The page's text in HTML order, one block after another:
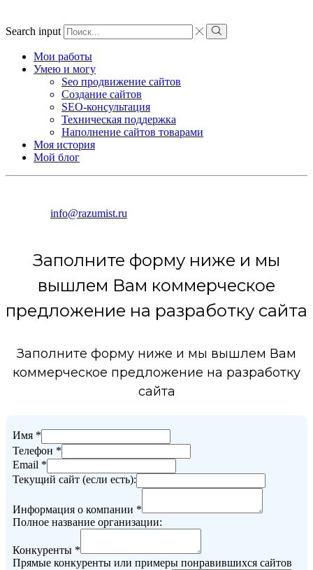
Search input
Мои работы
Умею и могу
Seo продвижение сайтов
Создание сайтов
SEO-консультация
Техническая поддержка
Наполнение сайтов товарами
Моя история
Мой блог
info@razumist.ru
Заполните форму ниже и мы
вышлем Вам коммерческое
предложение на разработку сайта
Заполните форму ниже и мы вышлем Вам
коммерческое предложение на разработку
сайта
Имя *
Телефон *
Email *
Текущий сайт (если есть):
Информация о компании *
Полное название организации:
Конкуренты *
Прямые конкуренты или примеры понравившихся сайтов